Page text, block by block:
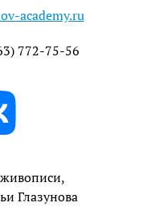
academy.ru
772-75-56
живописи,
Глазунова